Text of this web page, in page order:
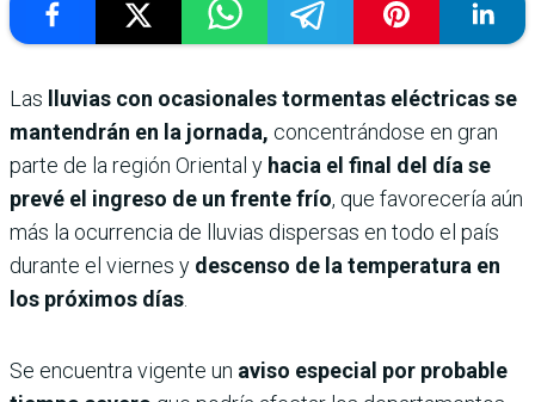
Las
lluvias con ocasionales tormentas eléctricas se
mantendrán en la jornada, concentrándose en gran
parte de la región Oriental y hacia el final del día se
prevé el ingreso de un frente frío, que favorecería aún
más la ocurrencia de lluvias dispersas en todo el país
durante el viernes y descenso de la temperatura en
los próximos días
Se encuentra vigente un aviso especial por probable